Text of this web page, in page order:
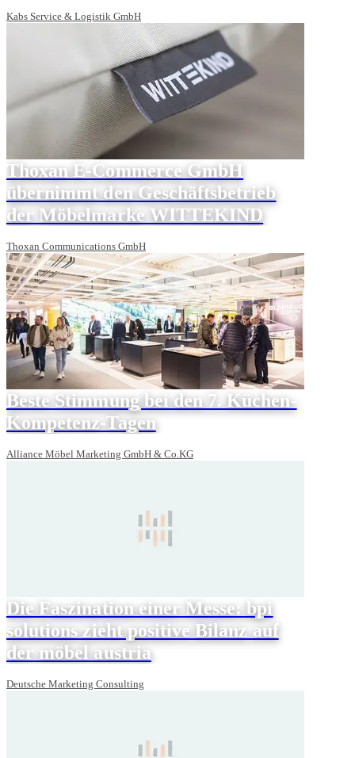
Kabs Service & Logistik GmbH
Thoxan E-Commerce GmbH
übernimmt den Geschäftsbetrieb
der Möbelmarke WITTEKIND
Thoxan Communications GmbH
Beste Stimmung bei den 7. Küchen-
Kompetenz-Tagen
Alliance Möbel Marketing GmbH & Co.KG
Die Faszination einer Messe: bpi
solutions zieht positive Bilanz auf
der möbel austria
Deutsche Marketing Consulting